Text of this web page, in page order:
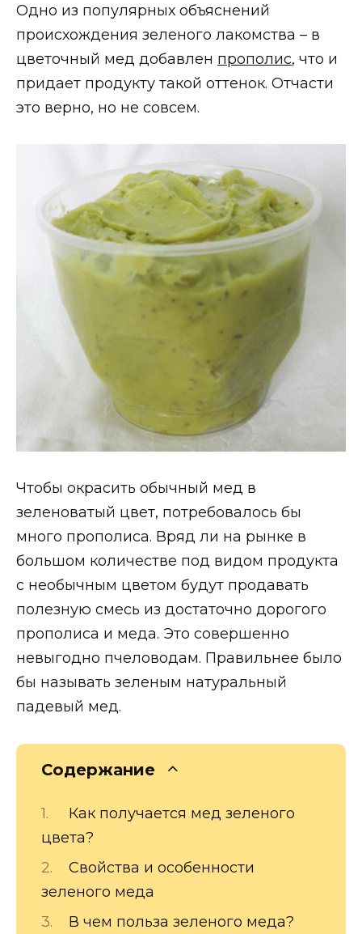
Одно из популярных объяснений
происхождения зеленого лакомства – в
цветочный мед добавлен прополис, что и
придает продукту такой оттенок. Отчасти
это верно, но не совсем.
Чтобы окрасить обычный мед в
зеленоватый цвет, потребовалось бы
много прополиса. Вряд ли на рынке в
большом количестве под видом продукта
с необычным цветом будут продавать
полезную смесь из достаточно дорогого
прополиса и меда. Это совершенно
невыгодно пчеловодам. Правильнее было
бы называть зеленым натуральный
падевый мед.
Содержание
Как получается мед зеленого
цвета?
Свойства и особенности
зеленого меда
В чем польза зеленого меда?